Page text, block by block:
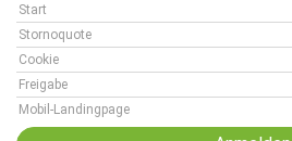
Start
Stornoquote
Cookie
Freigabe
Mobil-Landingpage